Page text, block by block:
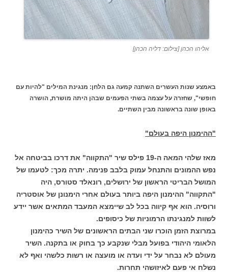
אליהו הכהן [צילום: דליה הכהן]
באמצע שנות העשרים השתנה קמעה גם הלחן: מנגינת המילים "להיות עם
חופשי", שחזרה על עצמה בשתי הפעמים שבהן היתה מושרת, הושרה
באופן שונה בראשונה מבין השתיים.
"ההימנון היפה בעולם"
מאז שלהי המאה ה-19 פילס שיר "התקווה" את דרכו בביטחה אל
נפש ההמונים והתנחל עמוק בלבב פנימה. יתרה מכך: לטעמו של
המושל הבריטי הראשון של ירושלים, רונאלד סטורס, היה
"התקווה" ההימנון היפה ביותר בעולם אחרי הימנונן של אוסטריה
ורוסיה. הוא אף קיווה בכל לב שיימצא המעבד המתאים אשר יידע
לשוות למנגינתו הרמוניות של כיסופים.
במרוצת הזמן הוכרו שני הבתים הראשונים של השיר כהימנון
הלאומי היהודי בפועל מבלי שנקבע כך בחוק או בתקנה. השיר
מעולם לא נבחר על ידי ועדה או מועצה או רשות כלשהי ואף לא
נשלח אי פעם לאיזושהי תחרות.